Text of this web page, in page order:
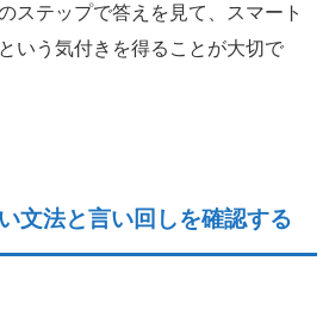
ステップで答えを見て、スマート
いう気付きを得ることが大切で
文法と言い回しを確認する